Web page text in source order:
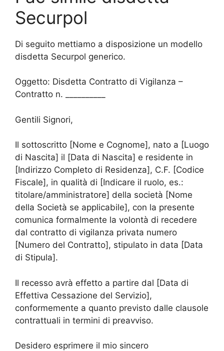
Securpol
Di seguito mettiamo a disposizione un modello
disdetta Securpol generico.
Oggetto: Disdetta Contratto di Vigilanza –
Contratto n. __________
Gentili Signori,
Il sottoscritto [Nome e Cognome], nato a [Luogo
di Nascita] il [Data di Nascita] e residente in
[Indirizzo Completo di Residenza], C.F. [Codice
Fiscale], in qualità di [Indicare il ruolo, es.:
titolare/amministratore] della società [Nome
della Società se applicabile], con la presente
comunica formalmente la volontà di recedere
dal contratto di vigilanza privata numero
[Numero del Contratto], stipulato in data [Data
di Stipula].
Il recesso avrà effetto a partire dal [Data di
Effettiva Cessazione del Servizio],
conformemente a quanto previsto dalle clausole
contrattuali in termini di preavviso.
Desidero esprimere il mio sincero